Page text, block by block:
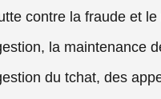
contre la fraude et
la maintenance
du tchat, des